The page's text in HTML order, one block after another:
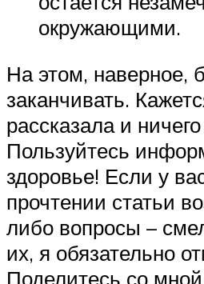
окружающими.
На этом, наверное,
заканчивать.
рассказала и
Пользуйтесь
здоровье! Если у
прочтении статьи
либо вопросы –
их, я обязательно
Поделитесь со